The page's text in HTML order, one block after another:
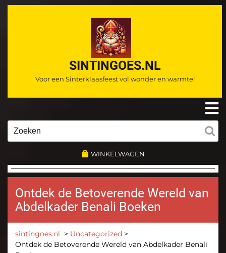
Ga
SINTINGOES.NL
Voor een Sinterklaasfeest vol wonder en warmte!
WINKELWAGEN
Ontdek de Betoverende Wereld van
Abdelkader Benali Boeken
sintingoes.nl > Uncategorized >
Ontdek de Betoverende Wereld van Abdelkader Benali